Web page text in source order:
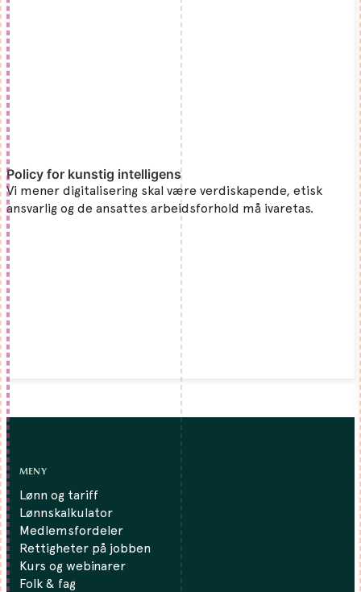
Policy for kunstig intelligens
Vi mener digitalisering skal være verdiskapende, etisk
ansvarlig og de ansattes arbeidsforhold må ivaretas.
MENY
Lønn og tariff
Lønnskalkulator
Medlemsfordeler
Rettigheter på jobben
Kurs og webinarer
Folk & fag